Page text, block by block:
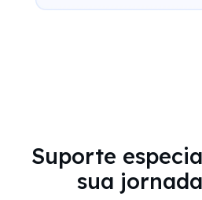
Suporte
sua